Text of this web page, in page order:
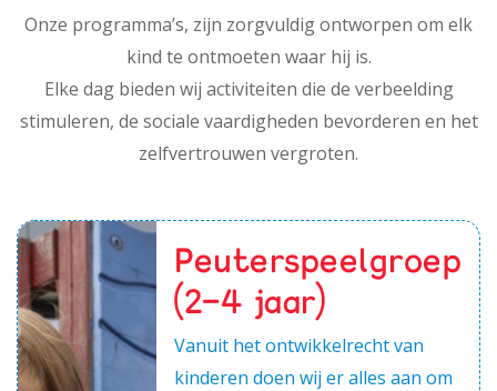
Onze programma’s, zijn zorgvuldig ontworpen om elk
kind te ontmoeten waar hij is.
Elke dag bieden wij activiteiten die de verbeelding
stimuleren, de sociale vaardigheden bevorderen en het
zelfvertrouwen vergroten.
Peuterspeelgroep
(2-4 jaar)
Vanuit het ontwikkelrecht van
kinderen doen wij er alles aan om